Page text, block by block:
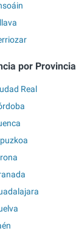
por Provincia
Real